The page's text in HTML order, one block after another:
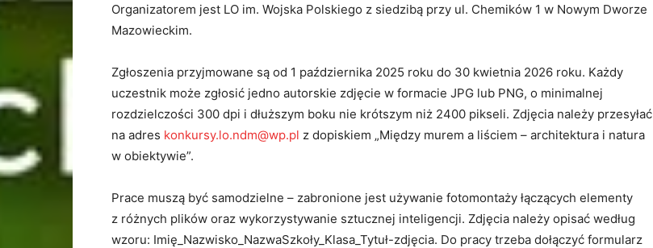
Organizatorem jest LO im. Wojska Polskiego z siedzibą przy ul. Chemików 1 w Nowym Dworze
Mazowieckim.
Zgłoszenia przyjmowane są od 1 października 2025 roku do 30 kwietnia 2026 roku. Każdy
uczestnik może zgłosić jedno autorskie zdjęcie w formacie JPG lub PNG, o minimalnej
rozdzielczości 300 dpi i dłuższym boku nie krótszym niż 2400 pikseli. Zdjęcia należy przesyłać
na adres konkursy.lo.ndm@wp.pl z dopiskiem „Między murem a liściem – architektura i natura
w obiektywie”.
Prace muszą być samodzielne – zabronione jest używanie fotomontaży łączących elementy
z różnych plików oraz wykorzystywanie sztucznej inteligencji. Zdjęcia należy opisać według
wzoru: Imię_Nazwisko_NazwaSzkoły_Klasa_Tytuł-zdjęcia. Do pracy trzeba dołączyć formularz